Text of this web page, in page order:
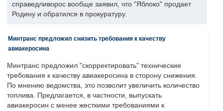
справедливорос вообще заявил, что "Яблоко" продает
Родину и обратился в прокуратуру.
Минтранс предложил снизить требования к качеству
авиакеросина
Минтранс предложил "скорректировать" технические
требования к качеству авиакеросина в сторону снижения.
По мнению ведомства, это позволит увеличить количество
топлива. Предлагается, в частности, выпускать
авиакеросин с менее жесткими требованиями к